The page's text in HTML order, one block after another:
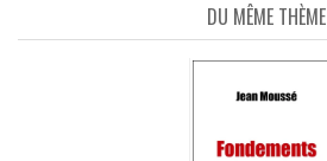
DU MÊME THÈME